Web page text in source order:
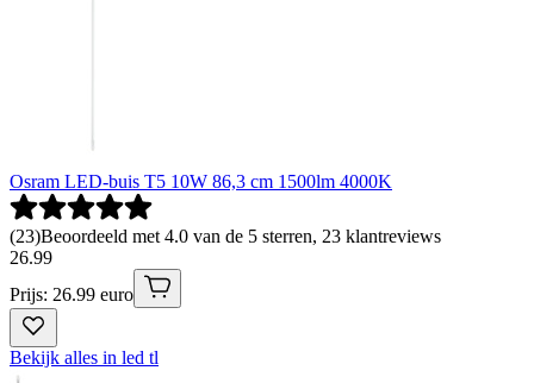
Osram LED-buis T5 10W 86,3 cm 1500lm 4000K
(23)Beoordeeld met 4.0 van de 5 sterren, 23 klantreviews
26.99
Prijs: 26.99 euro
Bekijk alles in led tl